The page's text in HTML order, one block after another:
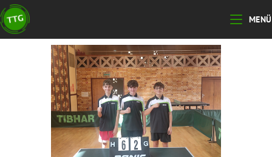
Zum
Inhalt
springen
MENÜ